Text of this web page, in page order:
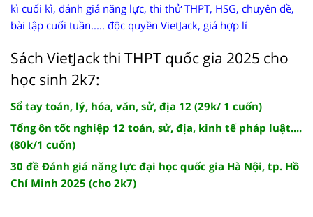
kì cuối kì, đánh giá năng lực, thi thử THPT, HSG, chuyên đề,
bài tập cuối tuần..... độc quyền VietJack, giá hợp lí
Sách VietJack thi THPT quốc gia 2025 cho
học sinh 2k7:
Sổ tay toán, lý, hóa, văn, sử, địa 12 (29k/ 1 cuốn)
Tổng ôn tốt nghiệp 12 toán, sử, địa, kinh tế pháp luật....
(80k/1 cuốn)
30 đề Đánh giá năng lực đại học quốc gia Hà Nội, tp. Hồ
Chí Minh 2025 (cho 2k7)